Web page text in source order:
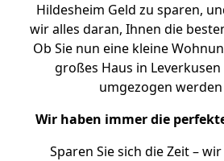
Hildesheim Geld zu sparen,
wir alles daran, Ihnen die
Ob Sie nun eine kleine
großes Haus in
umgezogen
Wir haben immer die
Sparen Sie sich die Zeit –